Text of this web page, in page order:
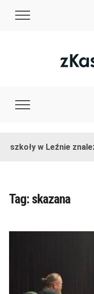
szkoły w Leźnie
Tag: skazana